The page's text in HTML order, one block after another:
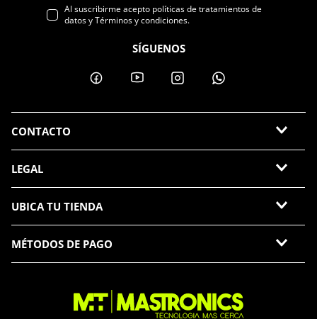
Al suscribirme acepto políticas de tratamientos de
datos y Términos y condiciones.
SÍGUENOS
CONTACTO
LEGAL
UBICA TU TIENDA
MÉTODOS DE PAGO